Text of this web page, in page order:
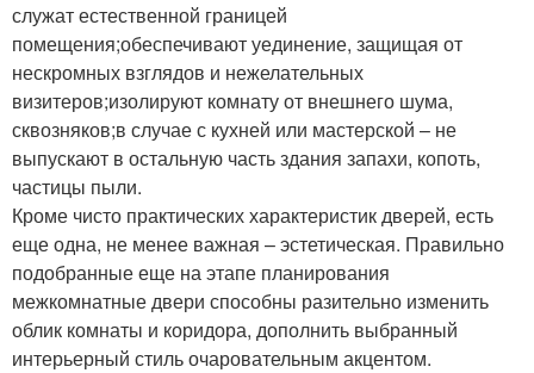
служат естественной границей
помещения;обеспечивают уединение, защищая от
нескромных взглядов и нежелательных
визитеров;изолируют комнату от внешнего шума,
сквозняков;в случае с кухней или мастерской – не
выпускают в остальную часть здания запахи, копоть,
частицы пыли.
Кроме чисто практических характеристик дверей, есть
еще одна, не менее важная – эстетическая. Правильно
подобранные еще на этапе планирования
межкомнатные двери способны разительно изменить
облик комнаты и коридора, дополнить выбранный
интерьерный стиль очаровательным акцентом.